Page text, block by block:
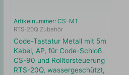
Artikelnummer: CS-MT
RTS-20Q Zubehör
Code-Tastatur Metall mit 5m
Kabel, AP, für Code-Schloß
CS-90 und Rolltorsteuerung
RTS-20Q, wassergeschützt,